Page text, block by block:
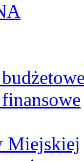
Miejskiej